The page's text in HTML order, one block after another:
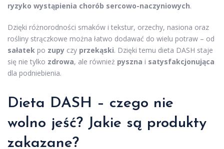
ryzyko wystąpienia chorób sercowo-naczyniowych.
Dzięki różnorodności smaków i tekstur, orzechy, nasiona oraz
rośliny strączkowe można łatwo dodawać do wielu potraw – od
sałatek po zupy czy przekąski. Dzięki temu dieta DASH staje
się nie tylko zdrowa, ale również pyszna i satysfakcjonująca
dla podniebienia.
Dieta DASH – czego nie
wolno jeść? Jakie są produkty
zakazane?